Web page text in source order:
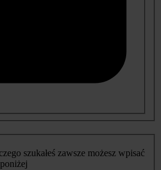
szukałeś zawsze możesz wpisać